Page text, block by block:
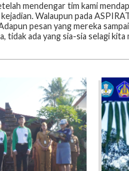
mendengar tim kami
Walaupun pada
pesan yang mereka
ada yang sia-sia selagi kita